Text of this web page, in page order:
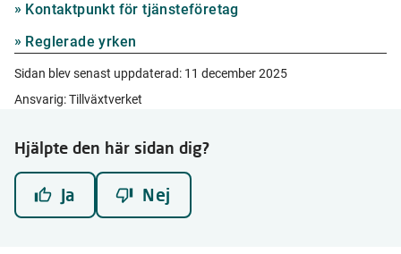
Kontaktpunkt för tjänsteföretag
Reglerade yrken
Sidan blev senast uppdaterad: 11 december 2025
Ansvarig: Tillväxtverket
Hjälpte den här sidan dig?
Ja Nej